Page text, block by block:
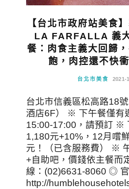
【台北市政府站美食
LA FARFALLA 義
餐：肉食主義大回歸
飽，肉控還不快
台北市美食 2021-
台北市信義區松高路18
酒店6F） ※ 下午餐僅有
15:00-17:00，請預訂 ※
1,180元+10%，12月嚐
元！（已含服務費） ※
+自助吧，價錢依主餐而
線：(02)6631-8060 ◎ 官
http://